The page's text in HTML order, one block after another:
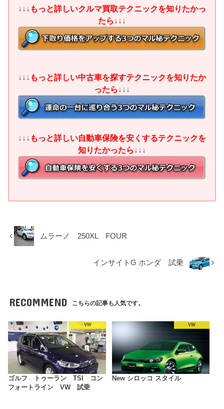
↓↓↓ もっと詳しいクルマ買取テクニックを知りたかっ
たら ↓↓↓
↓↓↓ もっと詳しい中古車を探すテクニックを知りたか
ったら ↓↓↓
↓↓↓ もっと詳しい自動車保険を安くするテクニックを
知りたかったら ↓↓↓
ムラーノ 250XL FOUR
インサイトG ホンダ 試乗
RECOMMEND こちらの記事も人気です。
VW
ゴルフ トゥーラン TSI コン
フォートライン VW 試乗
VW
New シロッコ スタイル